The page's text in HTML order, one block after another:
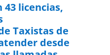
43 licencias,
Taxistas de
desde